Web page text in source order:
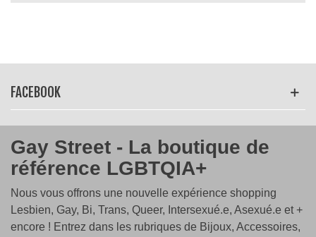
FACEBOOK
Gay Street - La boutique de
référence LGBTQIA+
Nous vous offrons une nouvelle expérience shopping
Lesbien, Gay, Bi, Trans, Queer, Intersexué.e, Asexué.e et +
encore ! Entrez dans les rubriques de Bijoux, Accessoires,